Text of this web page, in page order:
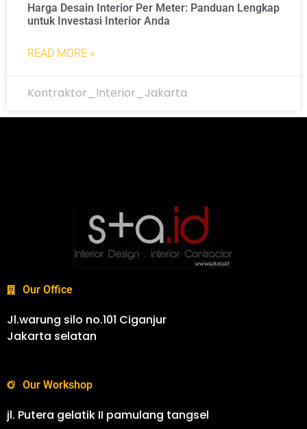
Harga Desain Interior Per Meter: Panduan Lengkap
untuk Investasi Interior Anda
READ MORE »
Kontraktor_Interior_Jakarta
Our Office
Jl.warung silo no.101 Ciganjur
Jakarta selatan
Our Workshop
jl. Putera gelatik II pamulang tangsel